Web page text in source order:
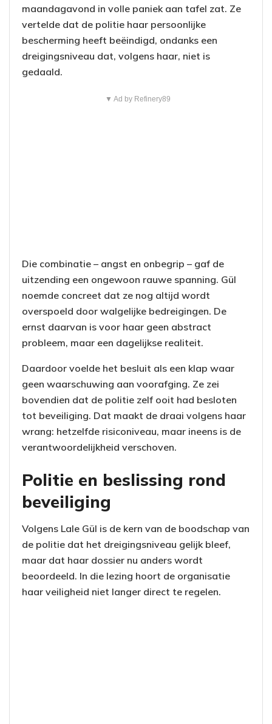
maandagavond in volle paniek aan tafel zat. Ze
vertelde dat de politie haar persoonlijke
bescherming heeft beëindigd, ondanks een
dreigingsniveau dat, volgens haar, niet is
gedaald.
▼ Ad by Refinery89
Die combinatie – angst en onbegrip – gaf de
uitzending een ongewoon rauwe spanning. Gül
noemde concreet dat ze nog altijd wordt
overspoeld door walgelijke bedreigingen. De
ernst daarvan is voor haar geen abstract
probleem, maar een dagelijkse realiteit.
Daardoor voelde het besluit als een klap waar
geen waarschuwing aan voorafging. Ze zei
bovendien dat de politie zelf ooit had besloten
tot beveiliging. Dat maakt de draai volgens haar
wrang: hetzelfde risiconiveau, maar ineens is de
verantwoordelijkheid verschoven.
Politie en beslissing rond
beveiliging
Volgens Lale Gül is de kern van de boodschap van
de politie dat het dreigingsniveau gelijk bleef,
maar dat haar dossier nu anders wordt
beoordeeld. In die lezing hoort de organisatie
haar veiligheid niet langer direct te regelen.